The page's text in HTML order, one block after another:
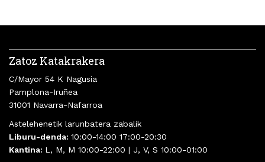
Zatoz Katakrakera
C/Mayor 54 K Nagusia
Pamplona-Iruñea
31001 Navarra-Nafarroa
Astelehenetik larunbatera zabalik
Liburu-denda: 10:00-14:00 17:00-20:30
Kantina: L, M, M 10:00-22:00 | J, V, S 10:00-01:00